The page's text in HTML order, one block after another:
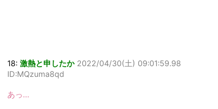
18: 激熱と申したか 2022/04/30(土) 09:01:59.98
ID:MQzuma8qd
あっ…